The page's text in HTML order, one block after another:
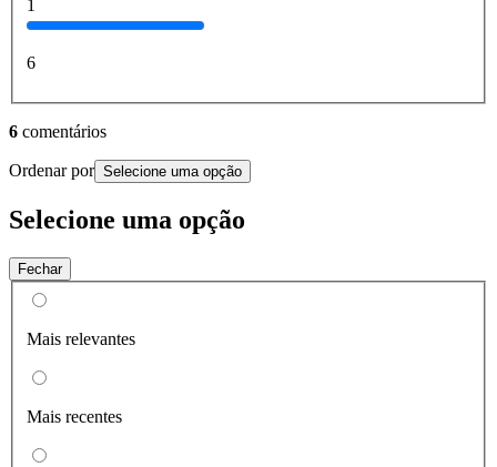
1
6
6 comentários
Ordenar por Selecione uma opção
Selecione uma opção
Fechar
Mais relevantes
Mais recentes